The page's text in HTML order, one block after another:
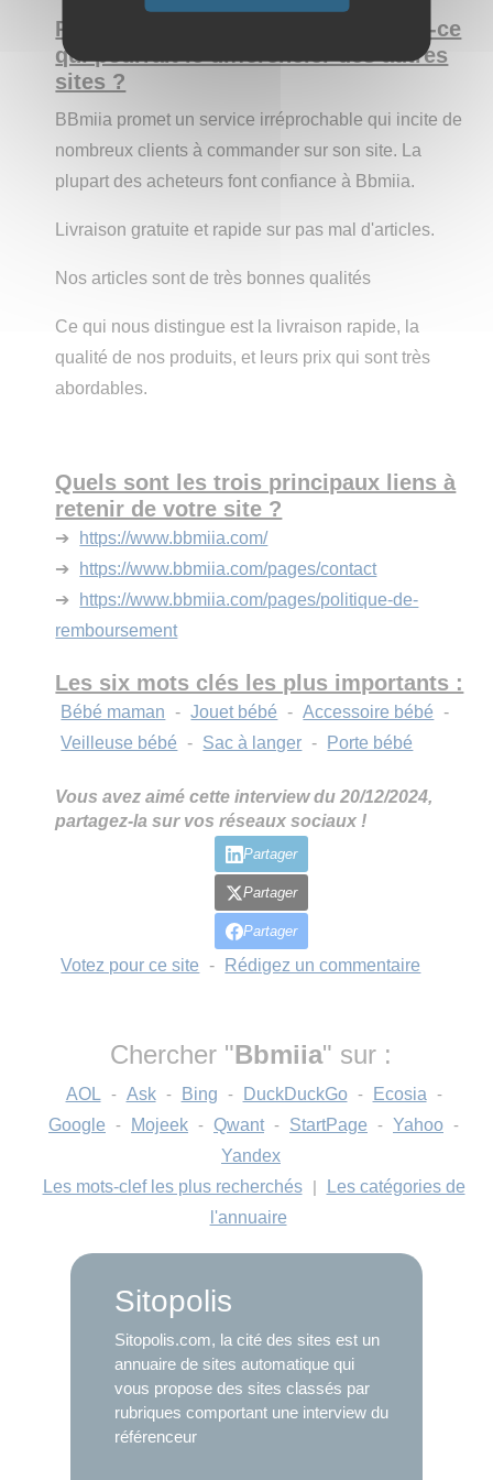
Pourquoi est-il intéressant ? Qu'est-ce
qui pourrait le différencier des autres
sites ?
BBmiia promet un service irréprochable qui incite de
nombreux clients à commander sur son site. La
plupart des acheteurs font confiance à Bbmiia.
Livraison gratuite et rapide sur pas mal d'articles.
Nos articles sont de très bonnes qualités
Ce qui nous distingue est la livraison rapide, la
qualité de nos produits, et leurs prix qui sont très
abordables.
Quels sont les trois principaux liens à
retenir de votre site ?
➔
https://www.bbmiia.com/
➔
https://www.bbmiia.com/pages/contact
➔
https://www.bbmiia.com/pages/politique-de-
remboursement
Les six mots clés les plus importants :
Bébé maman - Jouet bébé - Accessoire bébé -
Veilleuse bébé - Sac à langer - Porte bébé
Vous avez aimé cette interview du 20/12/2024,
partagez-la sur vos réseaux sociaux !
Partager
Partager
Partager
Votez pour ce site - Rédigez un commentaire
Chercher "Bbmiia" sur :
AOL - Ask - Bing - DuckDuckGo - Ecosia -
Google - Mojeek - Qwant - StartPage - Yahoo -
Yandex
Les mots-clef les plus recherchés
|
Les catégories de
l'annuaire
Sitopolis
Sitopolis.com, la cité des sites est un
annuaire de sites automatique qui
vous propose des sites classés par
rubriques comportant une interview du
référenceur